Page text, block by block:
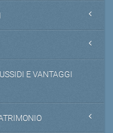
E VANTAGGI